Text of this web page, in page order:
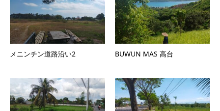
メニンチン道路沿い2 BUWUN MAS 高台